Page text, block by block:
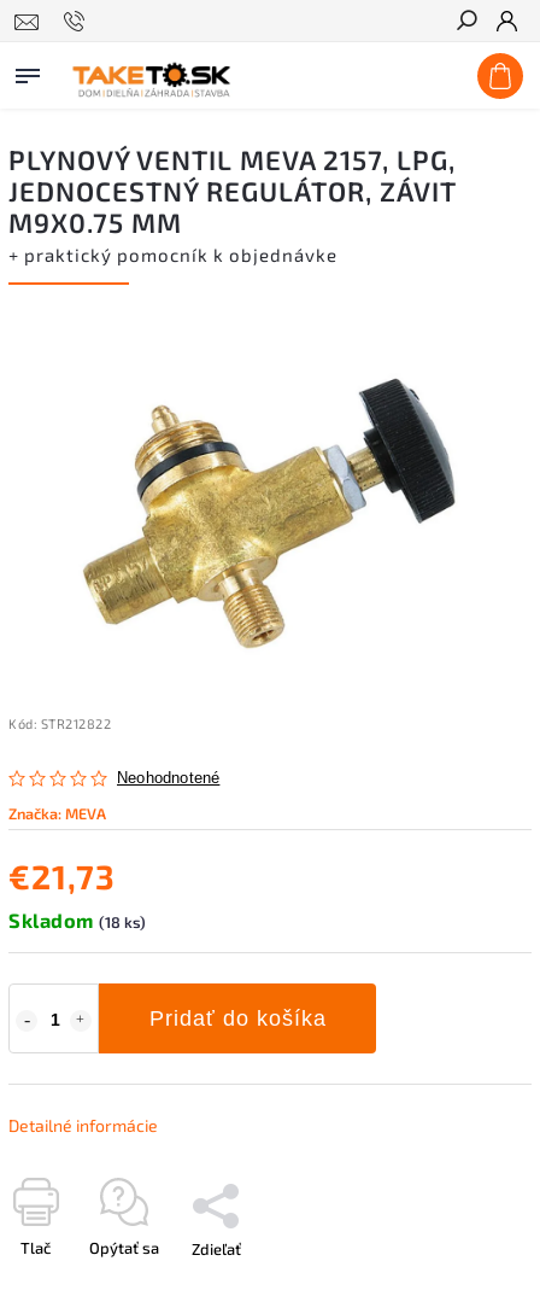
Hľadať
PLYNOVÝ VENTIL MEVA 2157, LPG,
JEDNOCESTNÝ REGULÁTOR, ZÁVIT
M9X0.75 MM
+ praktický pomocník k objednávke
Kód: STR212822
Neohodnotené
Značka:MEVA
€21,73
Skladom (18 ks)
Pridať do košíka
Detailné informácie
Tlač Opýtať sa Zdieľať